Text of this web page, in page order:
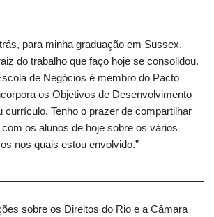
para minha graduação em Sussex,
do trabalho que faço hoje se consolidou.
de Negócios é membro do Pacto
os Objetivos de Desenvolvimento
currículo. Tenho o prazer de compartilhar
os alunos de hoje sobre os vários
nos quais estou envolvido.”
sobre os Direitos do Rio e a Câmara